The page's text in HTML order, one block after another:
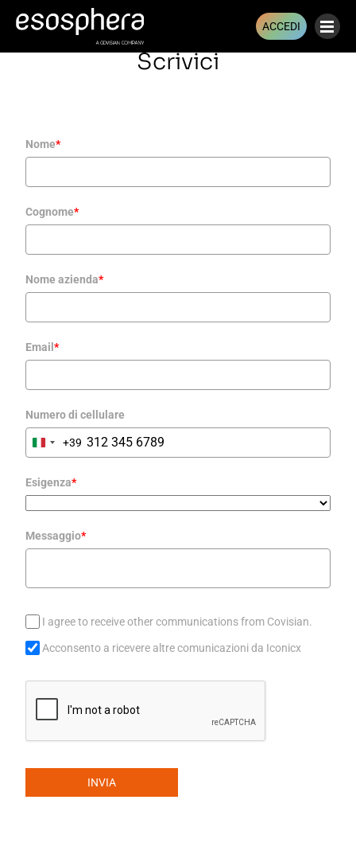
ACCEDI
Scrivici
Nome*
Cognome*
Nome azienda*
Email *
Numero di cellulare
Italy
+39
Esigenza*
Messaggio*
I agree to receive other communications from Covisian.
Acconsento a ricevere altre comunicazioni da Iconicx
INVIA